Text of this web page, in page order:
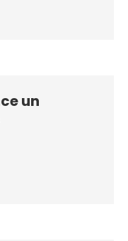
un